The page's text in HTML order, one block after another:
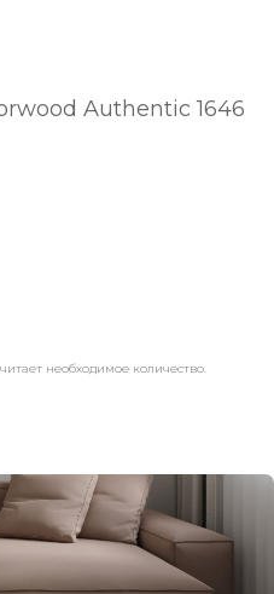
Authentic 1646
необходимое количество.